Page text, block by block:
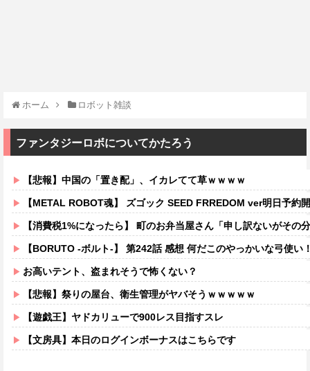
ホーム ロボット雑談
ファンタジーロボについてかたろう
【悲報】中国の「置き配」、イカレてて草ｗｗｗｗ
【METAL ROBOT魂】 ズゴック SEED FRREDOM ver明日予約開始！！
【消費税1%になったら】 町のお弁当屋さん「申し訳ないがその分商品代を
【BORUTO -ボルト-】 第242話 感想 何だこのやっかいな弓使い
お高いテント、盗まれそうで怖くない？
【悲報】祭りの屋台、衛生管理がヤバそうｗｗｗｗｗ
【遊戯王】ヤドカリューで900レス目指すスレ
【文房具】本日のログインボーナスはこちらです